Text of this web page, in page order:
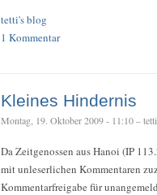
tetti's blog
1 Kommentar
Kleines Hindernis
Montag, 19. Oktober 2009 - 11:10 – tetti
Da Zeitgenossen aus Hanoi (IP
mit unleserlichen Kommentaren
Kommentarfreigabe für